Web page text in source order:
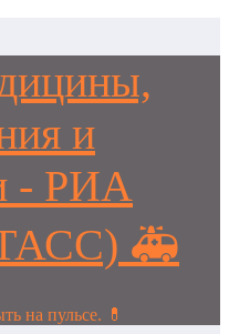
и
- РИА
🚑
на пульсе. 💊